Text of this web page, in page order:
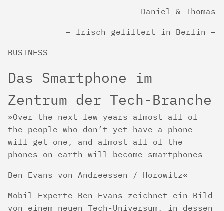
Daniel & Thomas
– frisch gefiltert in Berlin –
BUSINESS
Das Smartphone im
Zentrum der Tech-Branche
Over the next few years almost all of
the people who don’t yet have a phone
will get one, and almost all of the
phones on earth will become smartphones
Ben Evans von Andreessen / Horowitz
Mobil-Experte Ben Evans zeichnet ein Bild
von einem neuen Tech-Universum, in dessen